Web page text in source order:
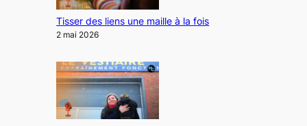
Tisser des liens une maille à la fois
2 mai 2026